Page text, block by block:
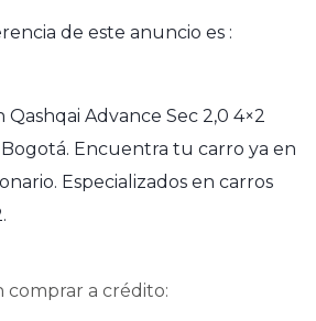
de este anuncio es :
Qashqai Advance Sec 2,0 4×2
Encuentra tu carro ya en
Especializados en carros
comprar a crédito: